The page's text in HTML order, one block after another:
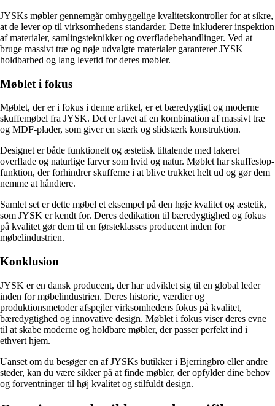
JYSKs møbler gennemgår omhyggelige kvalitetskontroller for at sikre,
at de lever op til virksomhedens standarder. Dette inkluderer inspektion
af materialer, samlingsteknikker og overfladebehandlinger. Ved at
bruge massivt træ og nøje udvalgte materialer garanterer JYSK
holdbarhed og lang levetid for deres møbler.
Møblet i fokus
Møblet, der er i fokus i denne artikel, er et bæredygtigt og moderne
skuffemøbel fra JYSK. Det er lavet af en kombination af massivt træ
og MDF-plader, som giver en stærk og slidstærk konstruktion.
Designet er både funktionelt og æstetisk tiltalende med lakeret
overflade og naturlige farver som hvid og natur. Møblet har skuffestop-
funktion, der forhindrer skufferne i at blive trukket helt ud og gør dem
nemme at håndtere.
Samlet set er dette møbel et eksempel på den høje kvalitet og æstetik,
som JYSK er kendt for. Deres dedikation til bæredygtighed og fokus
på kvalitet gør dem til en førsteklasses producent inden for
møbelindustrien.
Konklusion
JYSK er en dansk producent, der har udviklet sig til en global leder
inden for møbelindustrien. Deres historie, værdier og
produktionsmetoder afspejler virksomhedens fokus på kvalitet,
bæredygtighed og innovative design. Møblet i fokus viser deres evne
til at skabe moderne og holdbare møbler, der passer perfekt ind i
ethvert hjem.
Uanset om du besøger en af JYSKs butikker i Bjerringbro eller andre
steder, kan du være sikker på at finde møbler, der opfylder dine behov
og forventninger til høj kvalitet og stilfuldt design.